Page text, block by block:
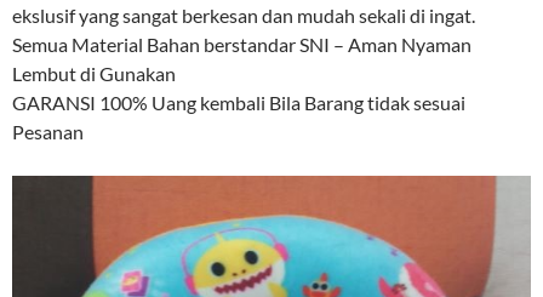
ekslusif yang sangat berkesan dan mudah sekali di ingat.
Semua Material Bahan berstandar SNI – Aman Nyaman
Lembut di Gunakan
GARANSI 100% Uang kembali Bila Barang tidak sesuai
Pesanan